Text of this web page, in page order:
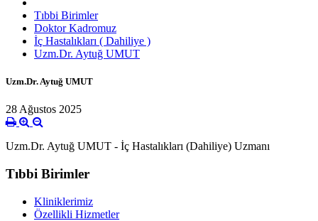
Tıbbi Birimler
Doktor Kadromuz
İç Hastalıkları ( Dahiliye )
Uzm.Dr. Aytuğ UMUT
Uzm.Dr. Aytuğ UMUT
28 Ağustos 2025
Uzm.Dr. Aytuğ UMUT - İç Hastalıkları (Dahiliye) Uzmanı
Tıbbi Birimler
Kliniklerimiz
Özellikli Hizmetler